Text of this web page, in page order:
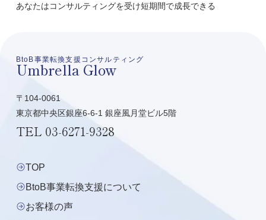
あなたはコンサルティングを受け短期間で成長できる
BtoB事業転換支援コンサルティング
Umbrella Glow
〒104-0061
東京都中央区銀座6-6-1 銀座風月堂ビル5階
TEL 03-6271-9328
TOP
BtoB事業転換支援について
お客様の声